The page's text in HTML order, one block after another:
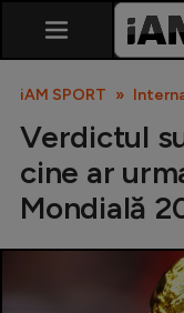
iAM SPORT
Verdictul
cine ar
Mondială